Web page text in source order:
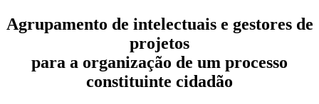
Agrupamento de intelectuais e gestores de
projetos
para a organização de um processo
constituinte cidadão